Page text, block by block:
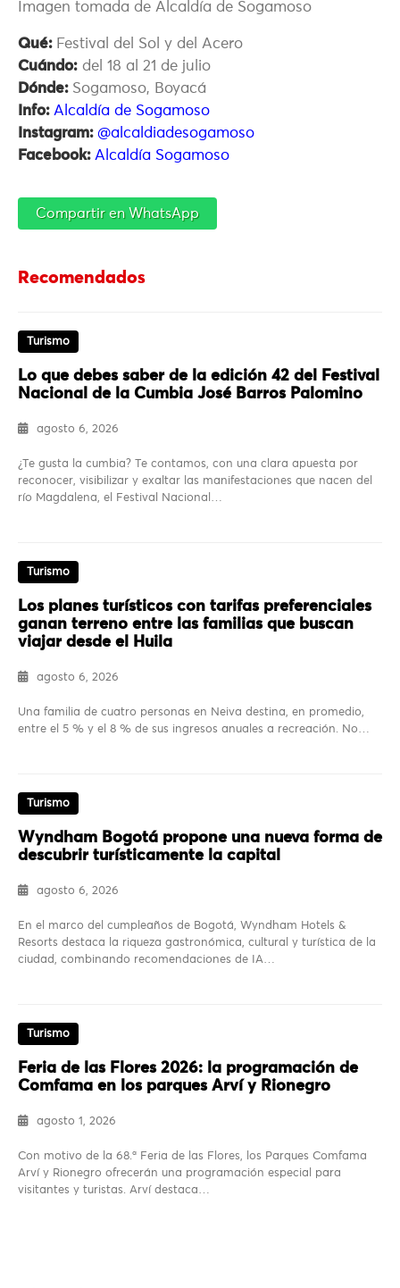
Imagen tomada de Alcaldía de Sogamoso
Qué: Festival del Sol y del Acero
Cuándo: del 18 al 21 de julio
Dónde: Sogamoso, Boyacá
Info: Alcaldía de Sogamoso
Instagram: @alcaldiadesogamoso
Facebook: Alcaldía Sogamoso
Compartir en WhatsApp
Recomendados
Turismo
Lo que debes saber de la edición 42 del Festival
Nacional de la Cumbia José Barros Palomino
agosto 6, 2026
¿Te gusta la cumbia? Te contamos, con una clara apuesta por
reconocer, visibilizar y exaltar las manifestaciones que nacen del
río Magdalena, el Festival Nacional…
Turismo
Los planes turísticos con tarifas preferenciales
ganan terreno entre las familias que buscan
viajar desde el Huila
agosto 6, 2026
Una familia de cuatro personas en Neiva destina, en promedio,
entre el 5 % y el 8 % de sus ingresos anuales a recreación. No…
Turismo
Wyndham Bogotá propone una nueva forma de
descubrir turísticamente la capital
agosto 6, 2026
En el marco del cumpleaños de Bogotá, Wyndham Hotels &
Resorts destaca la riqueza gastronómica, cultural y turística de la
ciudad, combinando recomendaciones de IA…
Turismo
Feria de las Flores 2026: la programación de
Comfama en los parques Arví y Rionegro
agosto 1, 2026
Con motivo de la 68.ª Feria de las Flores, los Parques Comfama
Arví y Rionegro ofrecerán una programación especial para
visitantes y turistas. Arví destaca…